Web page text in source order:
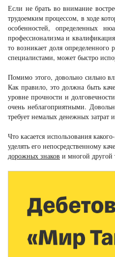
Если не брать во внимание
трудоемким процессом, в ходе
особенностей, определенных
профессионализма и
то возникает доля
специалистами, может быстро
Помимо этого, довольно сильно
Как правило, это должна быть
уровне прочности и
очень неблагоприятными.
требует немалых денежных затрат
Что касается использования
уделять его непосредственному
дорожных знаков и многой другой